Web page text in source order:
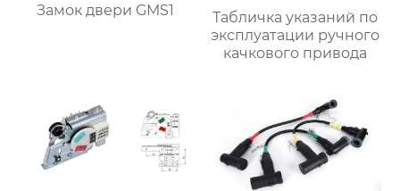
Замок двери GMS1
Табличка указаний по
эксплуатации ручного
качкового привода